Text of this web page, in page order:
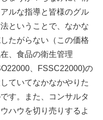
ルな指導と皆様のグル
ということで、なかな
たがらない（この価格
、食品の衛生管理
、FSSC22000)の
ていてなかなかやりた
す。また、コンサルタ
ハウを切り売りするよ